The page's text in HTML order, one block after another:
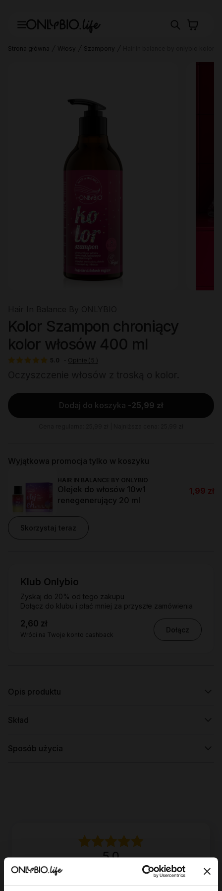
Strona główna Włosy Szampony
Kolor Szampon chroniący
kolor włosów 400 ml
5.0 - Opinie ( 5 )
Dodaj do koszyka -25,99 zł
Wyjątkowa promocja tylko w koszyku
HAIR IN BALANCE BY ONLYBIO
Olejek do włosów 10w1
renegenerujący 20 ml
1,99 zł
Skorzystaj teraz
Klub Onlybio
Zyskaj do 20% od tego zakupu
Dołącz do klubu i płać mniej za przyszłe zamówienia
2,60 zł
Wróci na Twoje konto cashback
Dołącz
Opis produktu
Skład
Sposób użycia
5.0
5 z całego okresu